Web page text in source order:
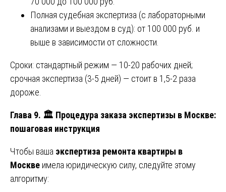
Полная судебная экспертиза (с лабораторными
анализами и выездом в суд): от 100 000 руб. и
выше в зависимости от сложности.
Сроки: стандартный режим — 10-20 рабочих дней;
срочная экспертиза (3-5 дней) — стоит в 1,5-2 раза
дороже.
Глава 9. 🏛 ️ Процедура заказа экспертизы в Москве:
пошаговая инструкция
Чтобы ваша экспертиза ремонта квартиры в
Москве имела юридическую силу, следуйте этому
алгоритму: